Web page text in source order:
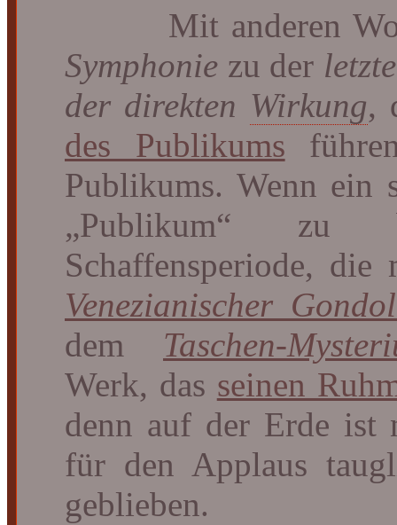
Mit anderen
Symphonie zu der
der direkten Wirkung,
des Publikums
Publikums. Wenn ein
„Publikum“ zu
Schaffensperiode,
Venezianischer
dem Taschen-
Werk, das seinen
denn auf der Erde ist
für den Applaus
geblieben.